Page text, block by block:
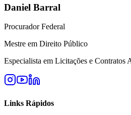
Daniel Barral
Procurador Federal
Mestre em Direito Público
Especialista em Licitações e Contratos
Links Rápidos